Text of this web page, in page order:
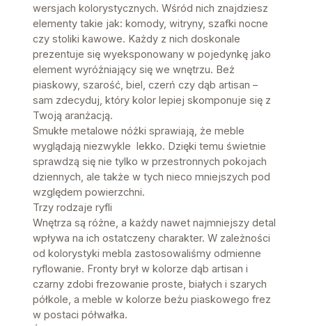
wersjach kolorystycznych. Wśród nich znajdziesz
elementy takie jak: komody, witryny, szafki nocne
czy stoliki kawowe. Każdy z nich doskonale
prezentuje się wyeksponowany w pojedynkę jako
element wyróżniający się we wnętrzu. Beż
piaskowy, szarość, biel, czerń czy dąb artisan –
sam zdecyduj, który kolor lepiej skomponuje się z
Twoją aranżacją.
Smukłe metalowe nóżki sprawiają, że meble
wyglądają niezwykle lekko. Dzięki temu świetnie
sprawdzą się nie tylko w przestronnych pokojach
dziennych, ale także w tych nieco mniejszych pod
względem powierzchni.
Trzy rodzaje ryfli
Wnętrza są różne, a każdy nawet najmniejszy detal
wpływa na ich ostatczeny charakter. W zależności
od kolorystyki mebla zastosowaliśmy odmienne
ryflowanie. Fronty brył w kolorze dąb artisan i
czarny zdobi frezowanie proste, białych i szarych
półkole, a meble w kolorze beżu piaskowego frez
w postaci półwałka.